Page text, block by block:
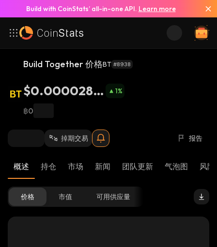
Build with CoinStats’ all-in-one API. Learn more
Build Together 价格BT #8938
$0.0000286
3
1%
฿0
掉期交易 报告
概述 持仓 市场 新闻 团队更新 气泡图 风险
价格 市值 可用供应量